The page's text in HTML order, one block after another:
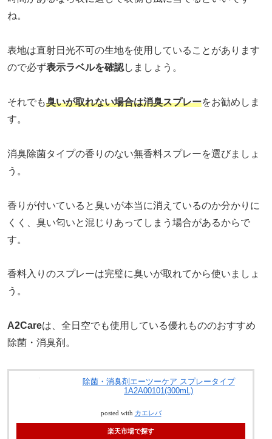
ね。
表地は直射日光不可の生地を使用していることがあります
ので必ず表示ラベルを確認しましょう。
それでも臭いが取れない場合は消臭スプレーをお勧めしま
す。
消臭除菌タイプの香りのない無香料スプレーを選びましょ
う。
香りが付いていると臭いが本当に消えているのか分かりに
くく、臭い匂いと混じりあってしまう場合があるからで
す。
香料入りのスプレーは完璧に臭いが取れてから使いましょ
う。
A2Careは、全日空でも使用している優れもののおすすめ
除菌・消臭剤。
除菌・消臭剤エーツーケア スプレータイプ
1A2A00101(300mL)
posted with カエレバ
楽天市場で探す